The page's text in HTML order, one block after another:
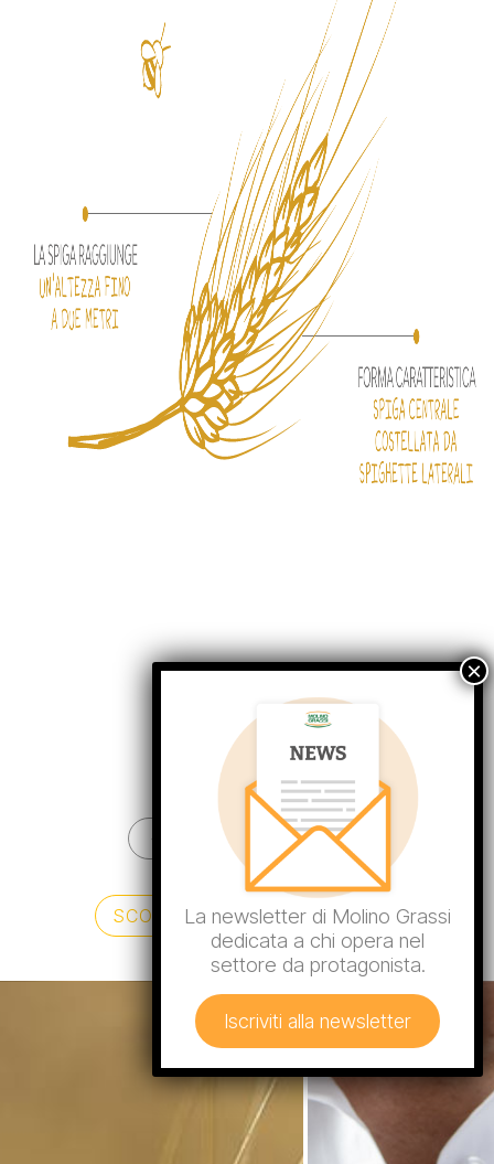
TORNA ALLE FILIERE
SCOPRI I NOSTRI PRODOTTI
La newsletter di Molino Grassi
dedicata a chi opera nel
settore da protagonista.
Iscriviti alla newsletter